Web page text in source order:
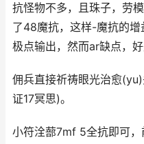
抗怪物不多，且珠子，劳
了48魔抗，这样-魔抗的
极点输出，然而ar缺点，
佣兵直接祈祷眼光治愈
证17冥思)。
小符洤蔀7mf 5全抗即可，